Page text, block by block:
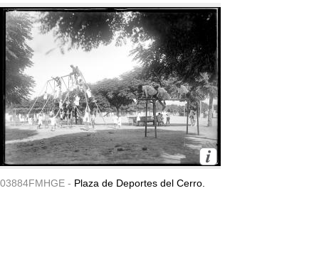
03884FMHGE - Plaza de Deportes del Cerro.